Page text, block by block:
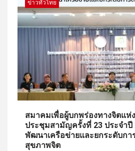
ข่าวทั่วไทย
สมาคมเพื่อผู้บกพร่องทางจิตแห่
ประชุมสามัญครั้งที่ 23 ประจำปี
พัฒนาเครือข่ายและยกระดับกา
สุขภาพจิต